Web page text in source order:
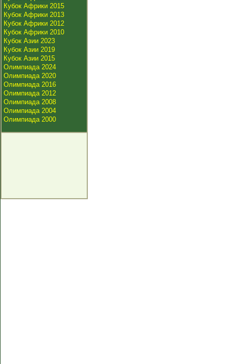
Кубок Африки 2015
Кубок Африки 2013
Кубок Африки 2012
Кубок Африки 2010
Кубок Азии 2023
Кубок Азии 2019
Кубок Азии 2015
Олимпиада 2024
Олимпиада 2020
Олимпиада 2016
Олимпиада 2012
Олимпиада 2008
Олимпиада 2004
Олимпиада 2000